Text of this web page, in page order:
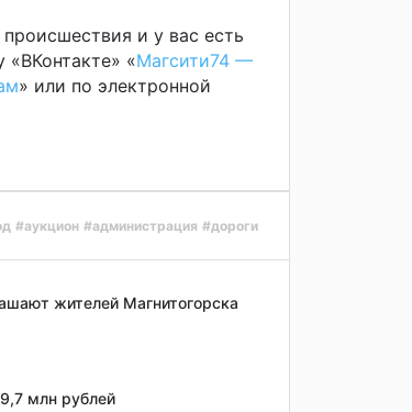
и у вас есть
«Магсити74 —
» или по электронной
#аукцион #администрация #дороги
жителей Магнитогорска
млн рублей